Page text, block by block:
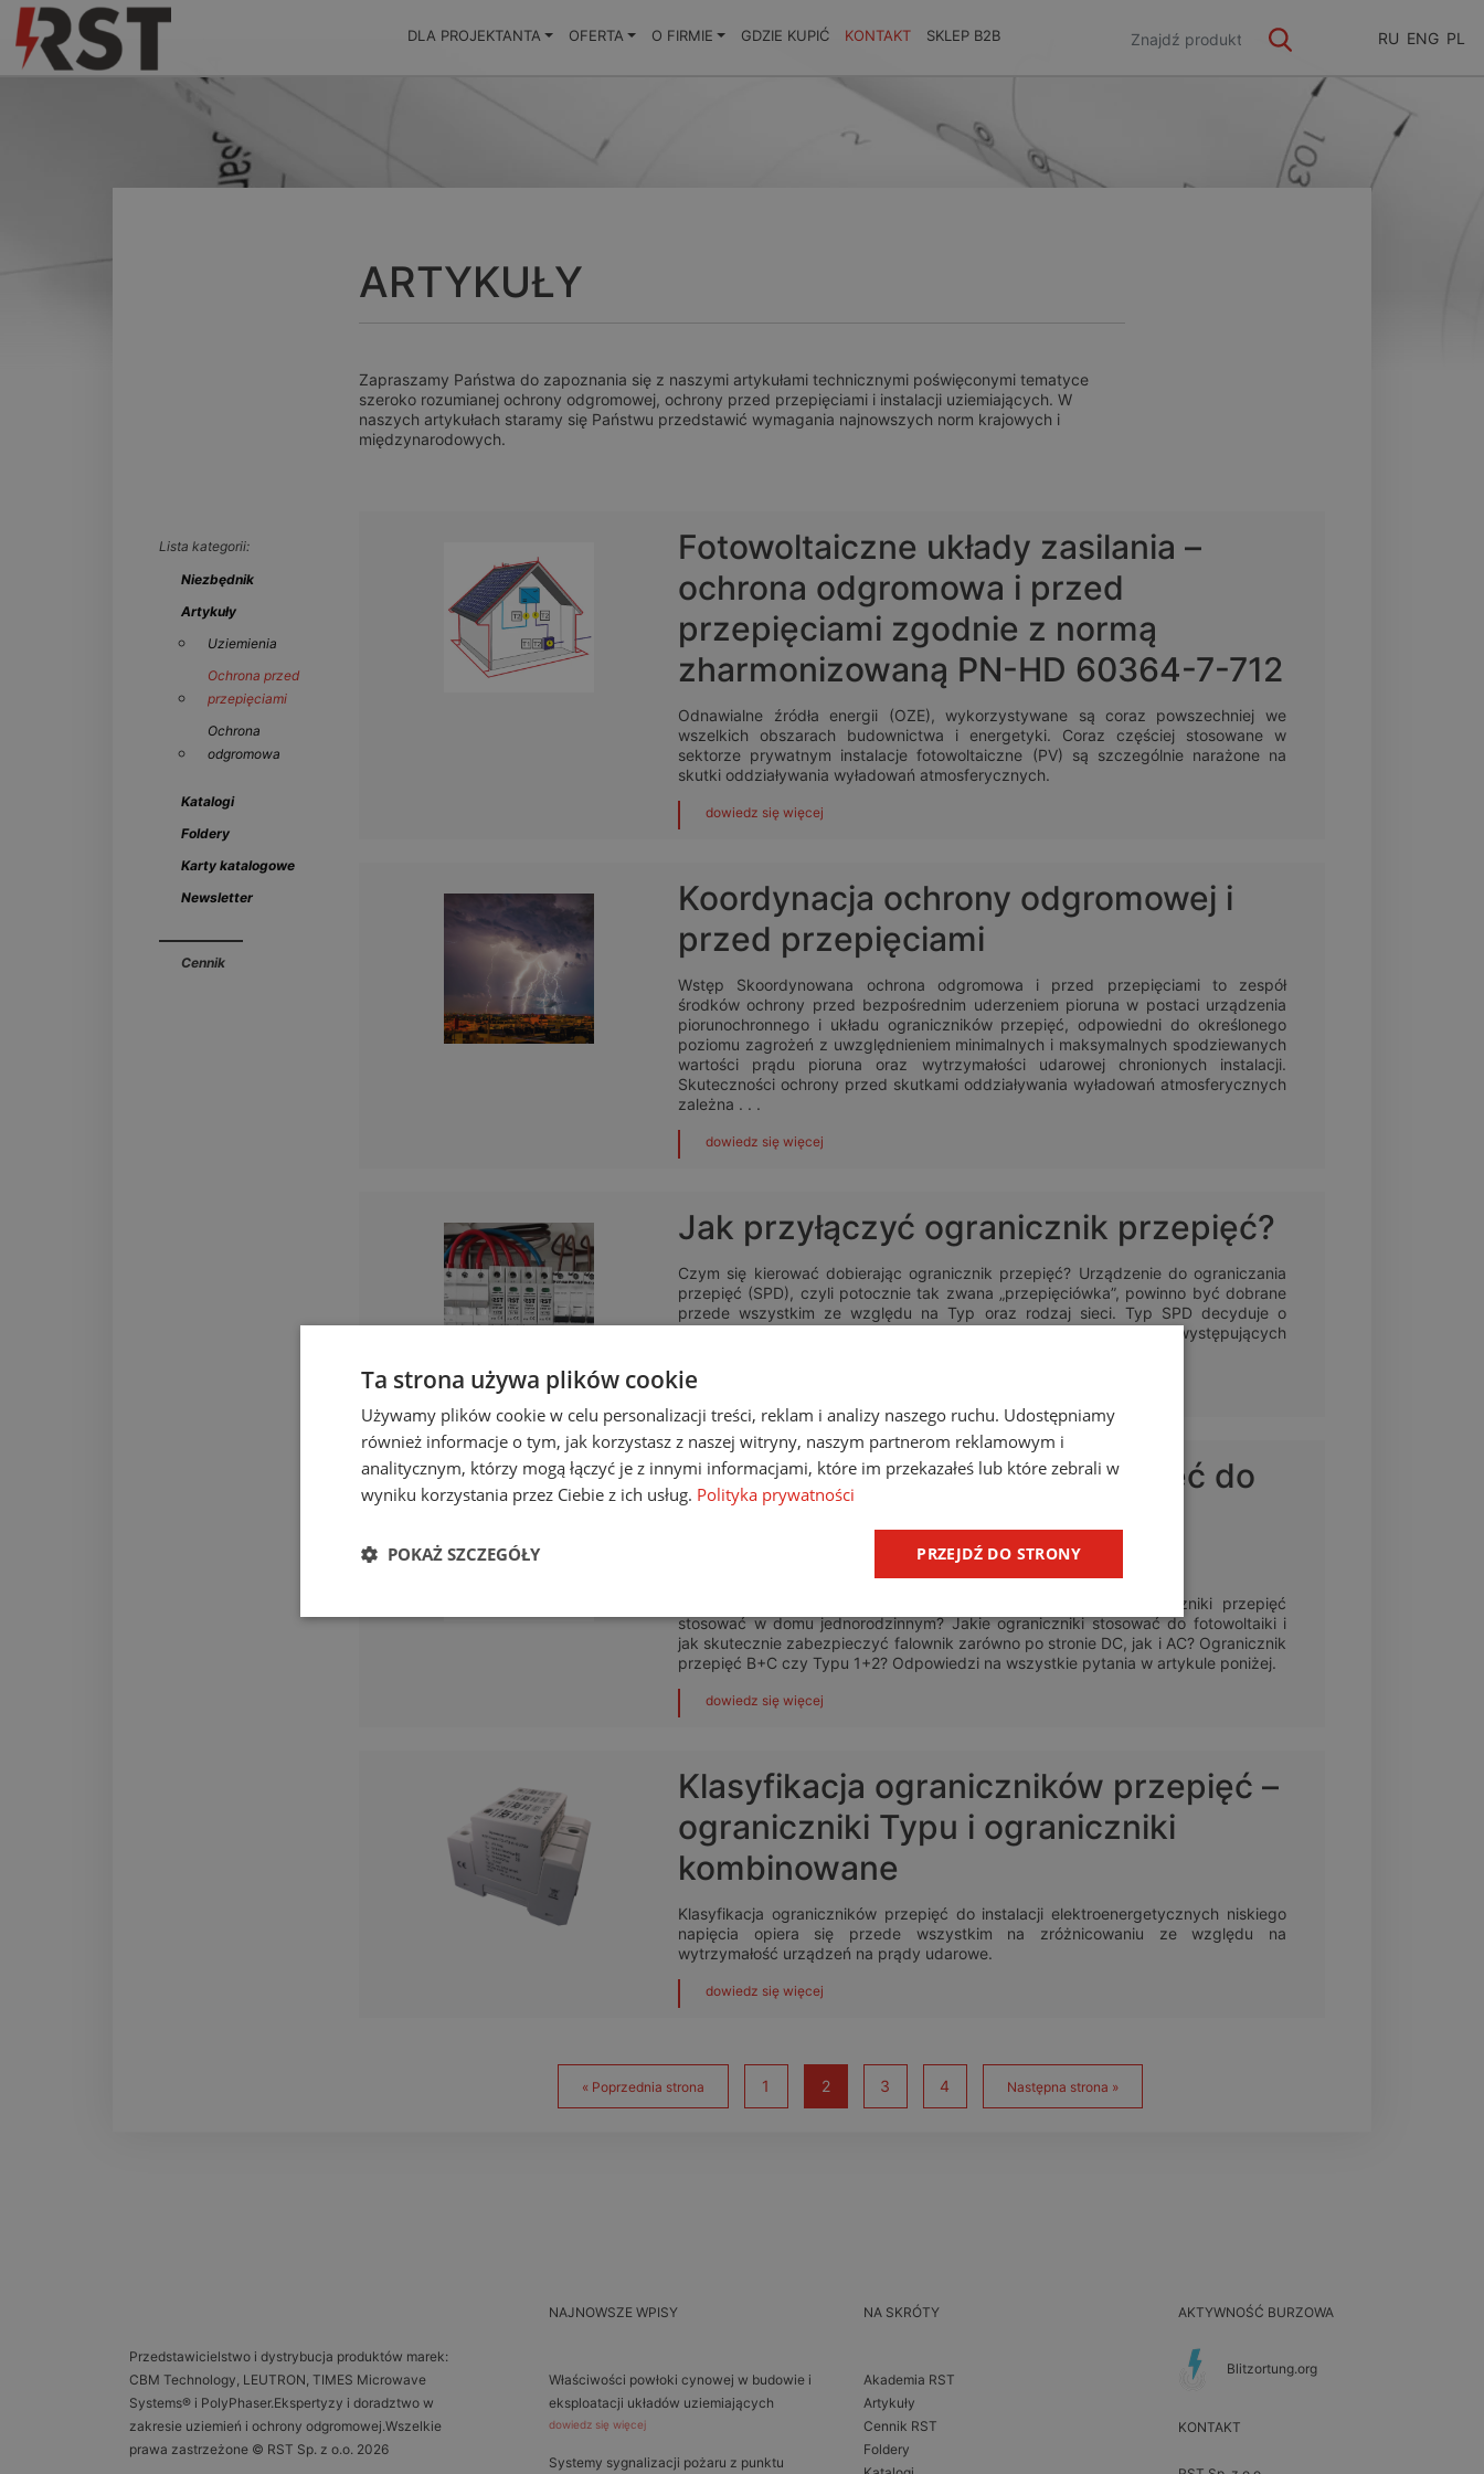
DLA PROJEKTANTA OFERTA O FIRMIE GDZIE KUPIĆ KONTAKT SKLEP B2B RU ENG PL
ARTYKUŁY
Zapraszamy Państwa do zapoznania się z naszymi artykułami technicznymi poświęconymi tematyce
szeroko rozumianej ochrony odgromowej, ochrony przed przepięciami i instalacji uziemiających. W
naszych artykułach staramy się Państwu przedstawić wymagania najnowszych norm krajowych i
międzynarodowych.
Lista kategorii:
Niezbędnik
Artykuły
Uziemienia
Ochrona przed
przepięciami
Ochrona
odgromowa
Katalogi
Foldery
Karty katalogowe
Newsletter
Cennik
Fotowoltaiczne układy zasilania –
ochrona odgromowa i przed
przepięciami zgodnie z normą
zharmonizowaną PN-HD 60364-7-712
Odnawialne źródła energii (OZE), wykorzystywane są coraz powszechniej we
wszelkich obszarach budownictwa i energetyki. Coraz częściej stosowane w
sektorze prywatnym instalacje fotowoltaiczne (PV) są szczególnie narażone na
skutki oddziaływania wyładowań atmosferycznych.
dowiedz się więcej
Koordynacja ochrony odgromowej i
przed przepięciami
Wstęp Skoordynowana ochrona odgromowa i przed przepięciami to zespół
środków ochrony przed bezpośrednim uderzeniem pioruna w postaci urządzenia
piorunochronnego i układu ograniczników przepięć, odpowiedni do określonego
poziomu zagrożeń z uwzględnieniem minimalnych i maksymalnych spodziewanych
wartości prądu pioruna oraz wytrzymałości udarowej chronionych instalacji.
Skuteczności ochrony przed skutkami oddziaływania wyładowań atmosferycznych
zależna . . .
dowiedz się więcej
Jak przyłączyć ogranicznik przepięć?
Czym się kierować dobierając ogranicznik przepięć? Urządzenie do ograniczania
przepięć (SPD), czyli potocznie tak zwana „przepięciówka”, powinno być dobrane
przede wszystkim ze względu na Typ oraz rodzaj sieci. Typ SPD decyduje o
poziomie odporności urządzenia, który powinien być odpowiedni do występujących
Jak dobrać ograniczniki przepięć do
instalacji nn z układami
fotowoltaicznymi?
Kiedy ochrona przed przepięciami jest konieczna? Jakie ograniczniki przepięć
stosować w domu jednorodzinnym? Jakie ograniczniki stosować do fotowoltaiki i
jak skutecznie zabezpieczyć falownik zarówno po stronie DC, jak i AC? Ogranicznik
przepięć B+C czy Typu 1+2? Odpowiedzi na wszystkie pytania w artykule poniżej.
dowiedz się więcej
Klasyfikacja ograniczników przepięć –
ograniczniki Typu i ograniczniki
kombinowane
Klasyfikacja ograniczników przepięć do instalacji elektroenergetycznych niskiego
napięcia opiera się przede wszystkim na zróżnicowaniu ze względu na
wytrzymałość urządzeń na prądy udarowe.
dowiedz się więcej
« Poprzednia strona 1 2 3 4 Następna strona »
Przedstawicielstwo i dystrybucja produktów marek:
CBM Technology, LEUTRON, TIMES Microwave
Systems® i PolyPhaser.Ekspertyzy i doradztwo w
zakresie uziemień i ochrony odgromowej.Wszelkie
prawa zastrzeżone © RST Sp. z o.o. 2026
NAJNOWSZE WPISY
Właściwości powłoki cynowej w budowie i
eksploatacji układów uziemiających
dowiedz się więcej
Systemy sygnalizacji pożaru z punktu
NA SKRÓTY
Akademia RST
Artykuły
Cennik RST
Foldery
AKTYWNOŚĆ BURZOWA
Blitzortung.org
KONTAKT
Ta strona używa plików cookie
Używamy plików cookie w celu personalizacji treści, reklam i analizy naszego ruchu. Udostępniamy
również informacje o tym, jak korzystasz z naszej witryny, naszym partnerom reklamowym i
analitycznym, którzy mogą łączyć je z innymi informacjami, które im przekazałeś lub które zebrali w
wyniku korzystania przez Ciebie z ich usług. Polityka prywatności
PRZEJDŹ DO STRONY
POKAŻ SZCZEGÓŁY